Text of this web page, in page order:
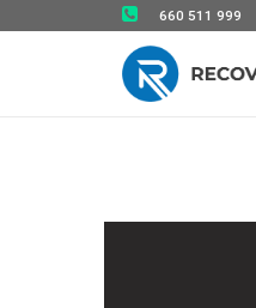
660 511 999